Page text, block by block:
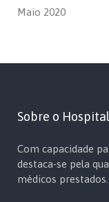
Maio 2020
Sobre o Hospital
Com capacidade
destaca-se pela
médicos prestados.